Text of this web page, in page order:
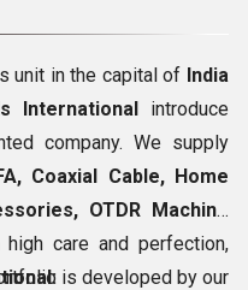
unit in the capital of India
International introduce
company. We supply
Coaxial Cable, Home
OTDR Machine
care and perfection,
is developed by our